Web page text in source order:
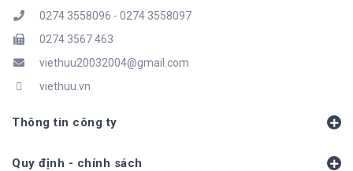
0274 3558096 - 0274 3558097
0274 3567 463
viethuu20032004@gmail.com
viethuu.vn
Thông tin công ty
Quy định - chính sách